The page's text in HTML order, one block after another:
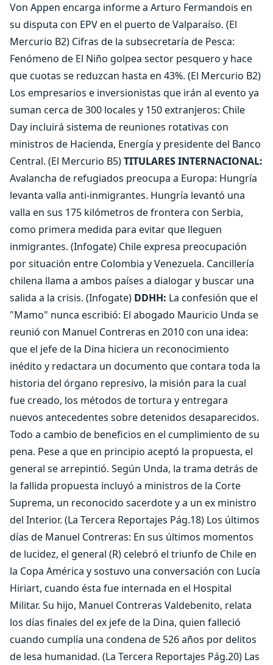
Von Appen encarga informe a Arturo Fermandois en
su disputa con EPV en el puerto de Valparaíso. (El
Mercurio B2) Cifras de la subsecretaría de Pesca:
Fenómeno de El Niño golpea sector pesquero y hace
que cuotas se reduzcan hasta en 43%. (El Mercurio B2)
Los empresarios e inversionistas que irán al evento ya
suman cerca de 300 locales y 150 extranjeros: Chile
Day incluirá sistema de reuniones rotativas con
ministros de Hacienda, Energía y presidente del Banco
Central. (El Mercurio B5)TITULARES INTERNACIONAL:
Avalancha de refugiados preocupa a Europa: Hungría
levanta valla anti-inmigrantes. Hungría levantó una
valla en sus 175 kilómetros de frontera con Serbia,
como primera medida para evitar que lleguen
inmigrantes. (Infogate) Chile expresa preocupación
por situación entre Colombia y Venezuela. Cancillería
chilena llama a ambos países a dialogar y buscar una
salida a la crisis. (Infogate) DDHH: La confesión que el
"Mamo" nunca escribió: El abogado Mauricio Unda se
reunió con Manuel Contreras en 2010 con una idea:
que el jefe de la Dina hiciera un reconocimiento
inédito y redactara un documento que contara toda la
historia del órgano represivo, la misión para la cual
fue creado, los métodos de tortura y entregara
nuevos antecedentes sobre detenidos desaparecidos.
Todo a cambio de beneficios en el cumplimiento de su
pena. Pese a que en principio aceptó la propuesta, el
general se arrepintió. Según Unda, la trama detrás de
la fallida propuesta incluyó a ministros de la Corte
Suprema, un reconocido sacerdote y a un ex ministro
del Interior. (La Tercera Reportajes Pág.18) Los últimos
días de Manuel Contreras: En sus últimos momentos
de lucidez, el general (R) celebró el triunfo de Chile en
la Copa América y sostuvo una conversación con Lucía
Hiriart, cuando ésta fue internada en el Hospital
Militar. Su hijo, Manuel Contreras Valdebenito, relata
los días finales del ex jefe de la Dina, quien falleció
cuando cumplía una condena de 526 años por delitos
de lesa humanidad. (La Tercera Reportajes Pág.20) Las